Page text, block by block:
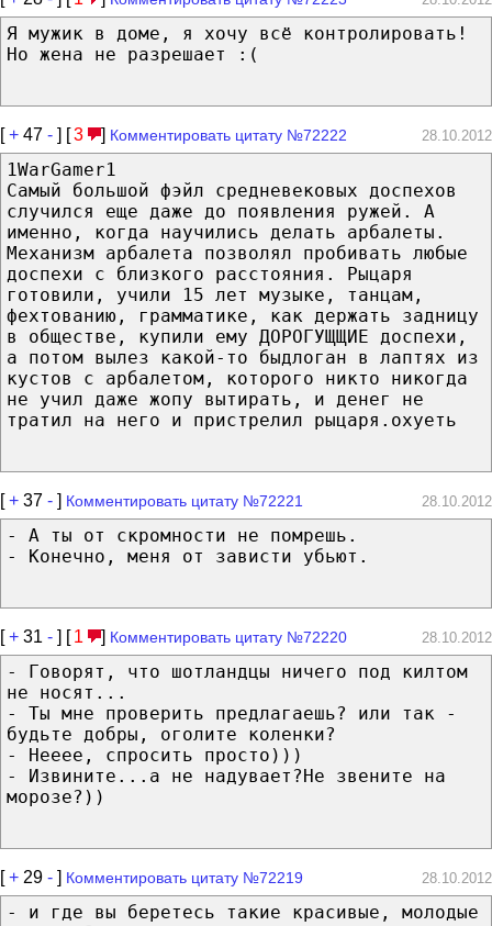
Я мужик в доме, я хочу всё контролировать!
Но жена не разрешает :(
[+ 47 - ] [3 ] Комментировать цитату №72222 28.10.2012
1WarGamer1
Самый большой фэйл средневековых доспехов
случился еще даже до появления ружей. А
именно, когда научились делать арбалеты.
Механизм арбалета позволял пробивать любые
доспехи с близкого расстояния. Рыцаря
готовили, учили 15 лет музыке, танцам,
фехтованию, грамматике, как держать задницу
в обществе, купили ему ДОРОГУЩЩИЕ доспехи,
а потом вылез какой-то быдлоган в лаптях из
кустов с арбалетом, которого никто никогда
не учил даже жопу вытирать, и денег не
тратил на него и пристрелил рыцаря.охуеть
[+ 37 - ] Комментировать цитату №72221 28.10.2012
- А ты от скромности не помрешь.
- Конечно, меня от зависти убьют.
[+ 31 - ] [ 1 ] Комментировать цитату №72220 28.10.2012
- Говорят, что шотландцы ничего под килтом
не носят...
- Ты мне проверить предлагаешь? или так -
будьте добры, оголите коленки?
- Нееее, спросить просто)))
- Извините...а не надувает?Не звените на
морозе?))
[+ 29 - ] Комментировать цитату №72219 28.10.2012
- и где вы беретесь такие красивые, молодые